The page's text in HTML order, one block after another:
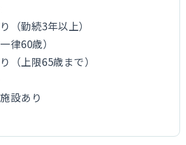
（勤続3年以上）
律60歳）
（上限65歳まで）
設あり